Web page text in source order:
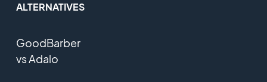
ALTERNATIVES
GoodBarber
vs Adalo